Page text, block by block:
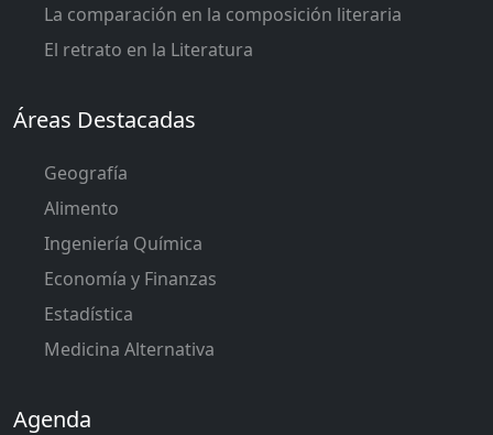
La comparación en la composición literaria
El retrato en la Literatura
Áreas Destacadas
Geografía
Alimento
Ingeniería Química
Economía y Finanzas
Estadística
Medicina Alternativa
Agenda